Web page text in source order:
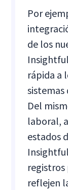
Por
de los
rápida a
Del
laboral,
estados
reflejen